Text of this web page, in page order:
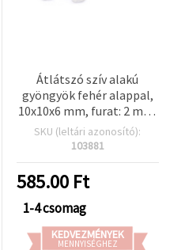
Átlátszó szív alakú
gyöngyök fehér alappal,
10x10x6 mm, furat: 2 mm,
50 g (~140 db)
SKU (leltári azonosító):
103881
585.00 Ft
1-4 csomag
KEDVEZMÉNYEK
MENNYISÉGHEZ